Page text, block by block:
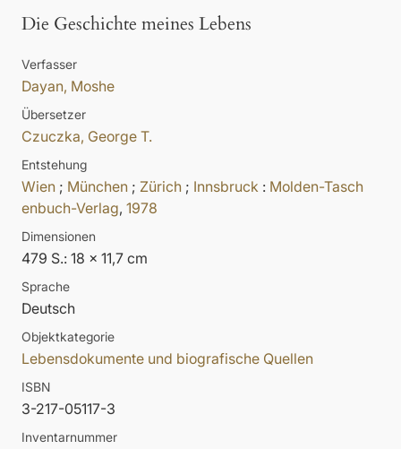
Die Geschichte meines Lebens
Verfasser
Dayan, Moshe
Übersetzer
Czuczka, George T.
Entstehung
Wien ; München ; Zürich ; Innsbruck : Molden-Tasch
enbuch-Verlag, 1978
Dimensionen
479 S.: 18 x 11,7 cm
Sprache
Deutsch
Objektkategorie
Lebensdokumente und biografische Quellen
ISBN
3-217-05117-3
Inventarnummer